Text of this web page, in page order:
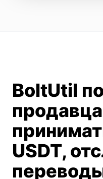
BoltUtil
USDT,